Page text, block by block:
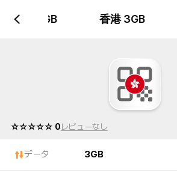
香港 3GB 香港 3GB
☆☆☆☆☆ 0レビューなし
データ 3GB